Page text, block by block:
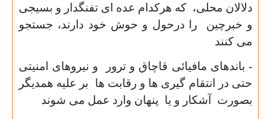
دلالان محلی، که هرکدام عده ای تفنگدار و بسیجی
و خبرچین را درحول و حوش خود دارند، جستجو
می کنند
- باندهای مافیائی قاچاق و ترور و نیروهای امنیتی
حتی در انتقام گیری ها و رقابت ها بر علیه همدیگر
بصورت آشکار و یا پنهان وارد عمل می شوند